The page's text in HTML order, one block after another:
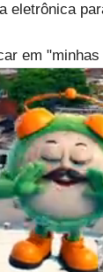
eletrônica
em